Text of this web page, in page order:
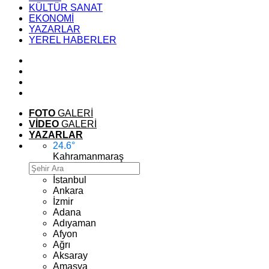
KÜLTÜR SANAT
EKONOMİ
YAZARLAR
YEREL HABERLER
FOTO GALERİ
VİDEO GALERİ
YAZARLAR
24.6°
Kahramanmaraş
İstanbul
Ankara
İzmir
Adana
Adıyaman
Afyon
Ağrı
Aksaray
Amasya